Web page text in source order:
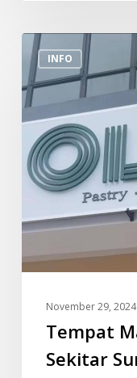
INFO
Tempat
Makan
Menarik
Di
Sekitar
Sungai
Buloh
(Olios)
November 29, 2024
Tempat
Sekitar